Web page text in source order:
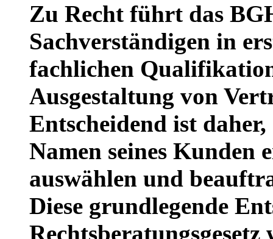
Zu Recht führt das
Sachverständigen in
fachlichen
Ausgestaltung von
Entscheidend ist
Namen seines Kunden
auswählen und
Diese grundlegende